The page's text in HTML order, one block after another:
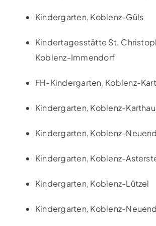
Kindergarten, Koblenz-Güls
Kindertagesstätte St.
Koblenz-Immendorf
FH-Kindergarten, Koblenz-
Kindergarten, Koblenz-
Kindergarten, Koblenz-
Kindergarten, Koblenz-
Kindergarten, Koblenz-Lützel
Kindergarten, Koblenz-